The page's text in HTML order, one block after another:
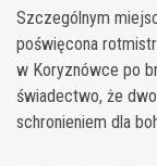
Szczególnym
poświęcona
w Koryznówce po
świadectwo, że
schronieniem dla